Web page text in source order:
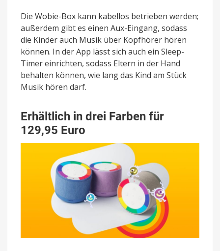
Die Wobie-Box kann kabellos betrieben werden;
außerdem gibt es einen Aux-Eingang, sodass
die Kinder auch Musik über Kopfhörer hören
können. In der App lässt sich auch ein Sleep-
Timer einrichten, sodass Eltern in der Hand
behalten können, wie lang das Kind am Stück
Musik hören darf.
Erhältlich in drei Farben für
129,95 Euro